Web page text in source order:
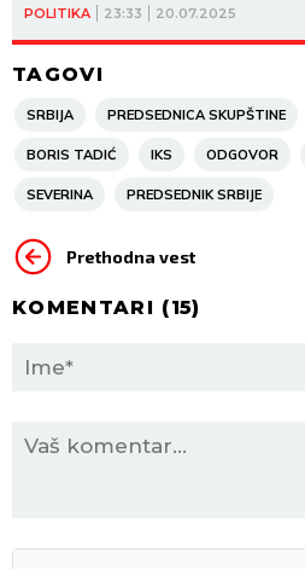
POLITIKA 23:33 20.07.2025
TAGOVI
SRBIJA PREDSEDNICA SKUPŠTINE
BORIS TADIĆ IKS ODGOVOR
SEVERINA PREDSEDNIK SRBIJE
Prethodna vest
KOMENTARI (15)